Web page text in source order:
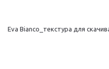
Eva Bianco_текстура для